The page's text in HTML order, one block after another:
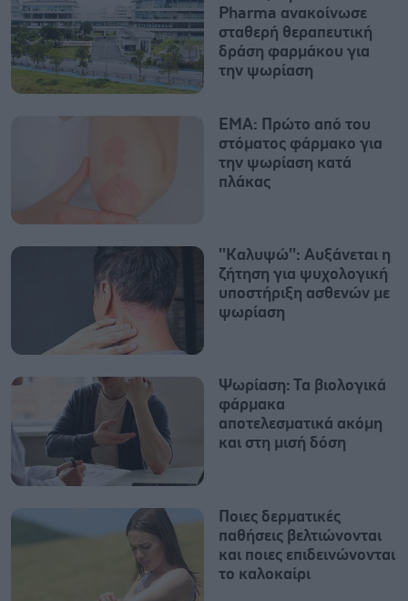
Pharma ανακοίνωσε
σταθερή θεραπευτική
δράση φαρμάκου για
την ψωρίαση
ΕΜΑ: Πρώτο από του
στόματος φάρμακο για
την ψωρίαση κατά
πλάκας
''Καλυψώ'': Αυξάνεται η
ζήτηση για ψυχολογική
υποστήριξη ασθενών με
ψωρίαση
Ψωρίαση: Τα βιολογικά
φάρμακα
αποτελεσματικά ακόμη
και στη μισή δόση
Ποιες δερματικές
παθήσεις βελτιώνονται
και ποιες επιδεινώνονται
το καλοκαίρι